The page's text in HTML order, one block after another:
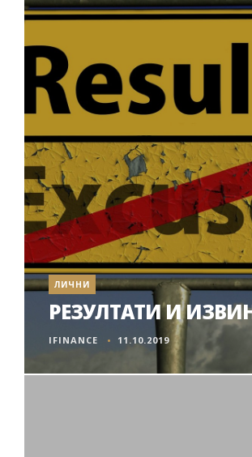
ЛИЧНИ
РЕЗУЛТАТИ И
IFINANCE 11.10.2019